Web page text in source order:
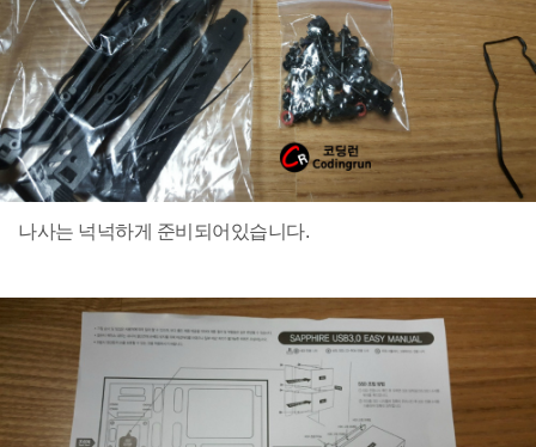
나사는 넉넉하게 준비되어있습니다.